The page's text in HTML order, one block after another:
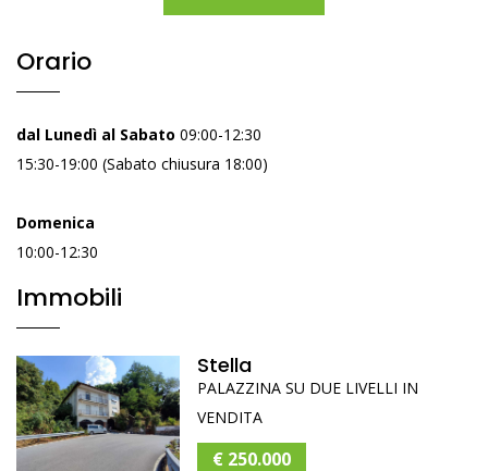
Orario
dal Lunedì al Sabato 09:00-12:30
15:30-19:00 (Sabato chiusura 18:00)
Domenica
10:00-12:30
Immobili
Stella
PALAZZINA SU DUE LIVELLI IN
VENDITA
€ 250.000